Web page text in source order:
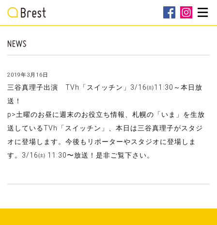
2019年3月16日
三谷真理子出演 TVh「スイッチン」3/16㈯11:30～本日放
送！
p>土曜のお昼に週末のお役立ち情報、札幌の「いま」を生放
送しているTVh「スイッチン」、本日は三谷真理子がスタジ
オに登場します。今後もリポーターやスタジオに登場しま
す。3/16㈯ 11:30〜放送！是非ご覧下さい。